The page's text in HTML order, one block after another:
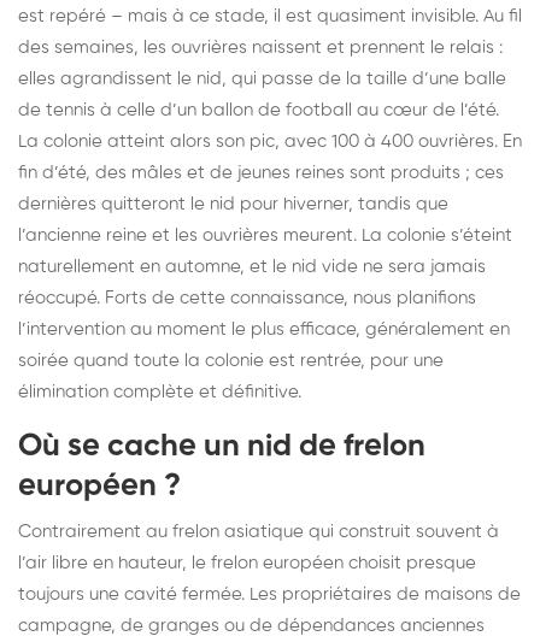
est repéré – mais à ce stade, il est quasiment invisible. Au fil
des semaines, les ouvrières naissent et prennent le relais :
elles agrandissent le nid, qui passe de la taille d’une balle
de tennis à celle d’un ballon de football au cœur de l’été.
La colonie atteint alors son pic, avec 100 à 400 ouvrières. En
fin d’été, des mâles et de jeunes reines sont produits ; ces
dernières quitteront le nid pour hiverner, tandis que
l’ancienne reine et les ouvrières meurent. La colonie s’éteint
naturellement en automne, et le nid vide ne sera jamais
réoccupé. Forts de cette connaissance, nous planifions
l’intervention au moment le plus efficace, généralement en
soirée quand toute la colonie est rentrée, pour une
élimination complète et définitive.
Où se cache un nid de frelon
européen ?
Contrairement au frelon asiatique qui construit souvent à
l’air libre en hauteur, le frelon européen choisit presque
toujours une cavité fermée. Les propriétaires de maisons de
campagne, de granges ou de dépendances anciennes